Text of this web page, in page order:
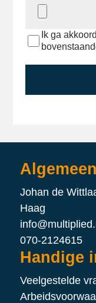
Ik ga
Algemeen
Johan de
Haag
070-2124615
Handige
Veelgestelde